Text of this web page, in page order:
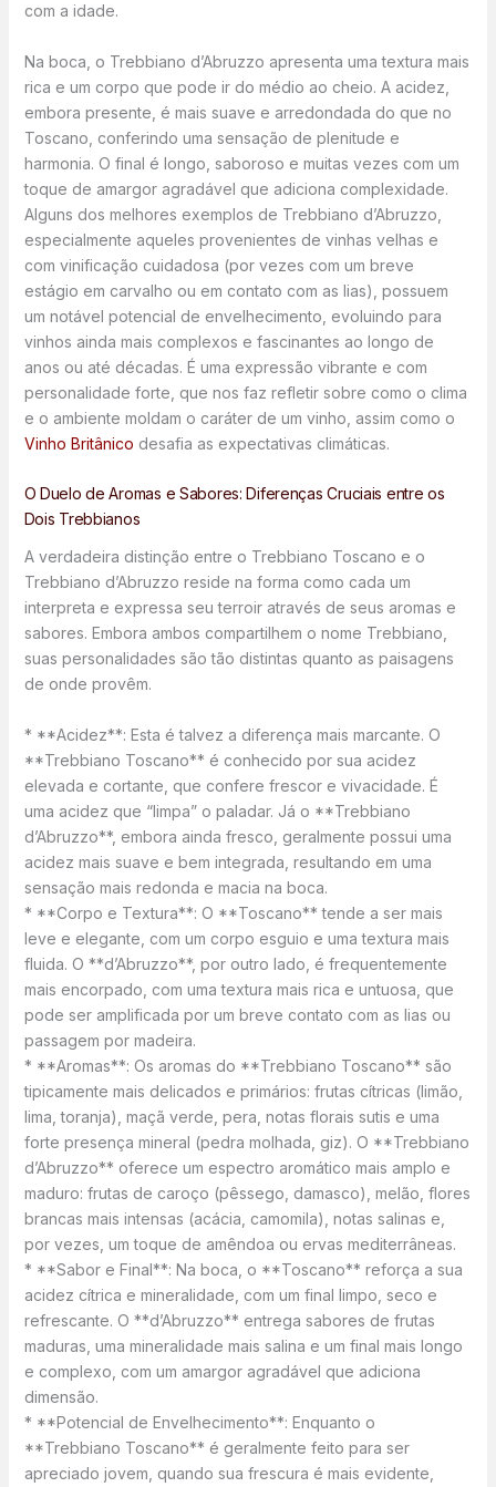
com a idade.
Na boca, o Trebbiano d’Abruzzo apresenta uma textura mais
rica e um corpo que pode ir do médio ao cheio. A acidez,
embora presente, é mais suave e arredondada do que no
Toscano, conferindo uma sensação de plenitude e
harmonia. O final é longo, saboroso e muitas vezes com um
toque de amargor agradável que adiciona complexidade.
Alguns dos melhores exemplos de Trebbiano d’Abruzzo,
especialmente aqueles provenientes de vinhas velhas e
com vinificação cuidadosa (por vezes com um breve
estágio em carvalho ou em contato com as lias), possuem
um notável potencial de envelhecimento, evoluindo para
vinhos ainda mais complexos e fascinantes ao longo de
anos ou até décadas. É uma expressão vibrante e com
personalidade forte, que nos faz refletir sobre como o clima
e o ambiente moldam o caráter de um vinho, assim como o
Vinho Britânico desafia as expectativas climáticas.
O Duelo de Aromas e Sabores: Diferenças Cruciais entre os
Dois Trebbianos
A verdadeira distinção entre o Trebbiano Toscano e o
Trebbiano d’Abruzzo reside na forma como cada um
interpreta e expressa seu terroir através de seus aromas e
sabores. Embora ambos compartilhem o nome Trebbiano,
suas personalidades são tão distintas quanto as paisagens
de onde provêm.
* **Acidez**: Esta é talvez a diferença mais marcante. O
**Trebbiano Toscano** é conhecido por sua acidez
elevada e cortante, que confere frescor e vivacidade. É
uma acidez que “limpa” o paladar. Já o **Trebbiano
d’Abruzzo**, embora ainda fresco, geralmente possui uma
acidez mais suave e bem integrada, resultando em uma
sensação mais redonda e macia na boca.
* **Corpo e Textura**: O **Toscano** tende a ser mais
leve e elegante, com um corpo esguio e uma textura mais
fluida. O **d’Abruzzo**, por outro lado, é frequentemente
mais encorpado, com uma textura mais rica e untuosa, que
pode ser amplificada por um breve contato com as lias ou
passagem por madeira.
* **Aromas**: Os aromas do **Trebbiano Toscano** são
tipicamente mais delicados e primários: frutas cítricas (limão,
lima, toranja), maçã verde, pera, notas florais sutis e uma
forte presença mineral (pedra molhada, giz). O **Trebbiano
d’Abruzzo** oferece um espectro aromático mais amplo e
maduro: frutas de caroço (pêssego, damasco), melão, flores
brancas mais intensas (acácia, camomila), notas salinas e,
por vezes, um toque de amêndoa ou ervas mediterrâneas.
* **Sabor e Final**: Na boca, o **Toscano** reforça a sua
acidez cítrica e mineralidade, com um final limpo, seco e
refrescante. O **d’Abruzzo** entrega sabores de frutas
maduras, uma mineralidade mais salina e um final mais longo
e complexo, com um amargor agradável que adiciona
dimensão.
* **Potencial de Envelhecimento**: Enquanto o
**Trebbiano Toscano** é geralmente feito para ser
apreciado jovem, quando sua frescura é mais evidente,